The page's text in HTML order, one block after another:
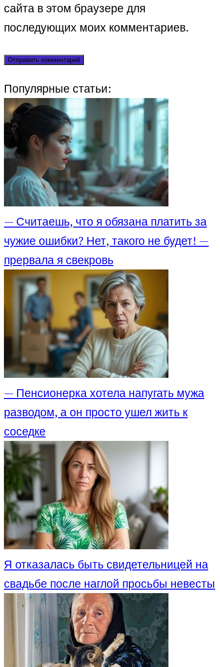
сайта в этом браузере для
последующих моих комментариев.
Популярные статьи:
— Считаешь, что я обязана платить за
чужие ошибки? Нет, такого не будет! —
прервала я свекровь
— Пенсионерка хотела напугать мужа
разводом, а он просто ушел жить к
соседке
Я отказалась быть свидетельницей на
свадьбе после наглой просьбы невесты